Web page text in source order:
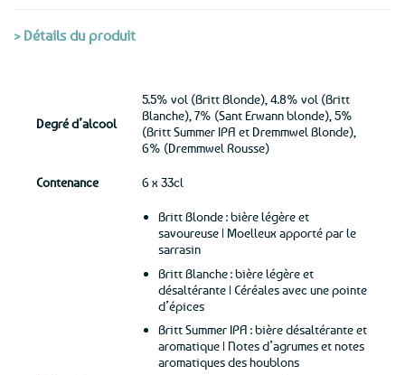
> Détails du produit
Degré d’alcool
5.5% vol (Britt Blonde), 4.8% vol (Britt
Blanche), 7% (Sant Erwann blonde), 5%
(Britt Summer IPA et Dremmwel Blonde),
6% (Dremmwel Rousse)
Contenance 6 x 33cl
Britt Blonde : bière légère et
savoureuse | Moelleux apporté par le
sarrasin
Britt Blanche : bière légère et
désaltérante | Céréales avec une pointe
d’épices
Britt Summer IPA : bière désaltérante et
aromatique | Notes d’agrumes et notes
aromatiques des houblons